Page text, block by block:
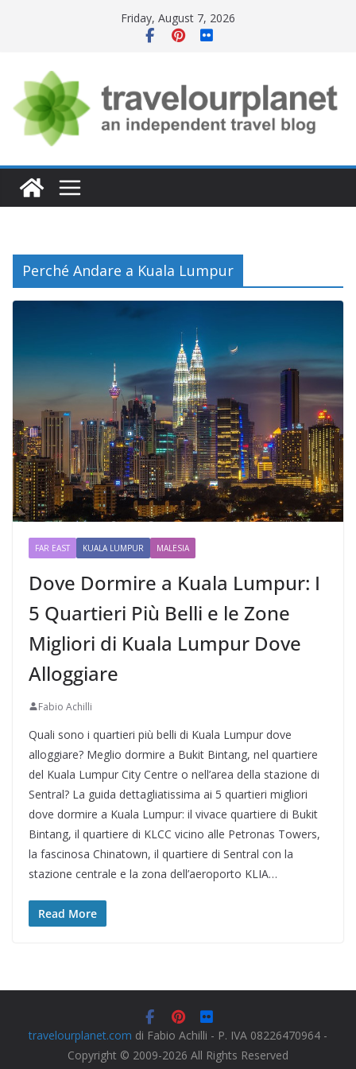
Friday, August 7, 2026
Perché Andare a Kuala Lumpur
FAR EAST KUALA LUMPUR MALESIA
Dove Dormire a Kuala Lumpur: I
5 Quartieri Più Belli e le Zone
Migliori di Kuala Lumpur Dove
Alloggiare
Fabio Achilli
Quali sono i quartieri più belli di Kuala Lumpur dove
alloggiare? Meglio dormire a Bukit Bintang, nel quartiere
del Kuala Lumpur City Centre o nell’area della stazione di
Sentral? La guida dettagliatissima ai 5 quartieri migliori
dove dormire a Kuala Lumpur: il vivace quartiere di Bukit
Bintang, il quartiere di KLCC vicino alle Petronas Towers,
la fascinosa Chinatown, il quartiere di Sentral con la
stazione centrale e la zona dell’aeroporto KLIA…
Read More
travelourplanet.com di Fabio Achilli - P. IVA 08226470964 -
Copyright © 2009-2026 All Rights Reserved